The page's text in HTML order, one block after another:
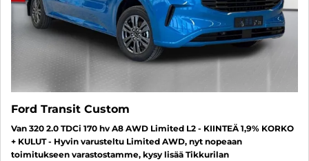
Ford Transit Custom
Van 320 2.0 TDCi 170 hv A8 AWD Limited L2 - KIINTEÄ 1,9% KORKO
+ KULUT - Hyvin varusteltu Limited AWD, nyt nopeaan
toimitukseen varastostamme, kysy lisää Tikkurilan